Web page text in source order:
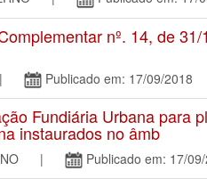
nº. 14, de
| Publicado em: 17/09/2018
Fundiária Urbana para
instaurados no âmb
| Publicado em: 17/